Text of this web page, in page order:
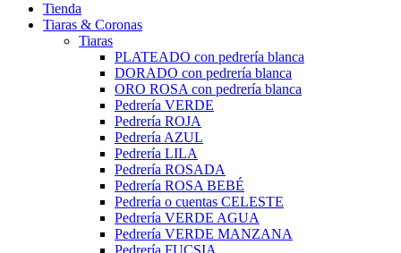
Tienda
Tiaras & Coronas
Tiaras
PLATEADO con pedrería blanca
DORADO con pedrería blanca
ORO ROSA con pedrería blanca
Pedrería VERDE
Pedrería ROJA
Pedrería AZUL
Pedrería LILA
Pedrería ROSADA
Pedrería ROSA BEBÉ
Pedrería o cuentas CELESTE
Pedrería VERDE AGUA
Pedrería VERDE MANZANA
Pedrería FUCSIA